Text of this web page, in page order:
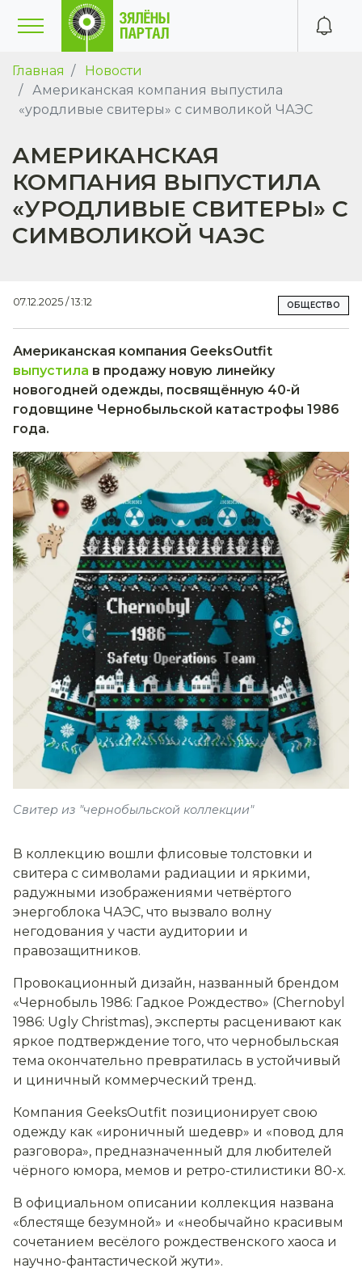
Главная
Новости
Американская компания выпустила
«уродливые свитеры» с символикой ЧАЭС
АМЕРИКАНСКАЯ
КОМПАНИЯ ВЫПУСТИЛА
«УРОДЛИВЫЕ СВИТЕРЫ» С
СИМВОЛИКОЙ ЧАЭС
07.12.2025 / 13:12 ОБЩЕСТВО
Американская компания GeeksOutfit
выпустила в продажу новую линейку
новогодней одежды, посвящённую 40-й
годовщине Чернобыльской катастрофы 1986
года.
Свитер из "чернобыльской коллекции"
В коллекцию вошли флисовые толстовки и
свитера с символами радиации и яркими,
радужными изображениями четвёртого
энергоблока ЧАЭС, что вызвало волну
негодования у части аудитории и
правозащитников.
Провокационный дизайн, названный брендом
«Чернобыль 1986: Гадкое Рождество» (Chernobyl
1986: Ugly Christmas), эксперты расценивают как
яркое подтверждение того, что чернобыльская
тема окончательно превратилась в устойчивый
и циничный коммерческий тренд.
Компания GeeksOutfit позиционирует свою
одежду как «ироничный шедевр» и «повод для
разговора», предназначенный для любителей
чёрного юмора, мемов и ретро-стилистики 80-х.
В официальном описании коллекция названа
«блестяще безумной» и «необычайно красивым
сочетанием весёлого рождественского хаоса и
научно-фантастической жути».